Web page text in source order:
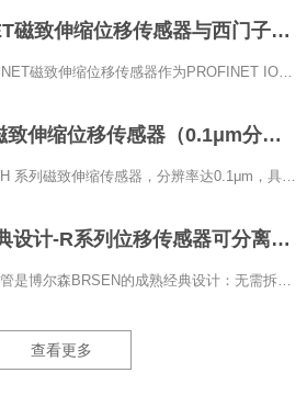
PROFINET磁致伸缩位移传感器与西门子PLC通讯配置
RH 系列磁致伸缩位移传感器（0.1μm分辨率）
博尔森经典设计-R系列位移传感器可分离式保护管
查看更多